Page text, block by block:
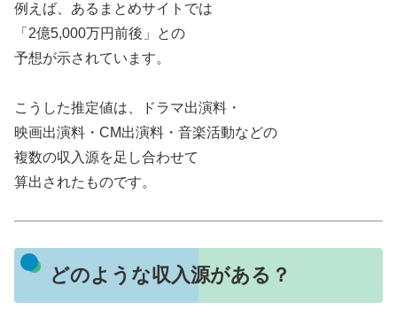
例えば、あるまとめサイトでは
「2億5,000万円前後」との
予想が示されています。
こうした推定値は、ドラマ出演料・
映画出演料・CM出演料・音楽活動などの
複数の収入源を足し合わせて
算出されたものです。
どのような収入源がある？